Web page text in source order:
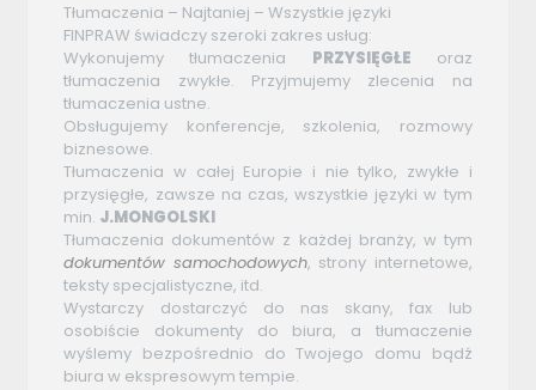
Tłumaczenia – Najtaniej – Wszystkie języki
FINPRAW świadczy szeroki zakres usług:
Wykonujemy tłumaczenia PRZYSIĘGŁE oraz
tłumaczenia zwykłe. Przyjmujemy zlecenia na
tłumaczenia ustne.
Obsługujemy konferencje, szkolenia, rozmowy
biznesowe.
Tłumaczenia w całej Europie i nie tylko, zwykłe i
przysięgłe, zawsze na czas, wszystkie języki w tym
min. J.MONGOLSKI
Tłumaczenia dokumentów z każdej branży, w tym
dokumentów samochodowych, strony internetowe,
teksty specjalistyczne, itd.
Wystarczy dostarczyć do nas skany, fax lub
osobiście dokumenty do biura, a tłumaczenie
wyślemy bezpośrednio do Twojego domu bądź
biura w ekspresowym tempie.